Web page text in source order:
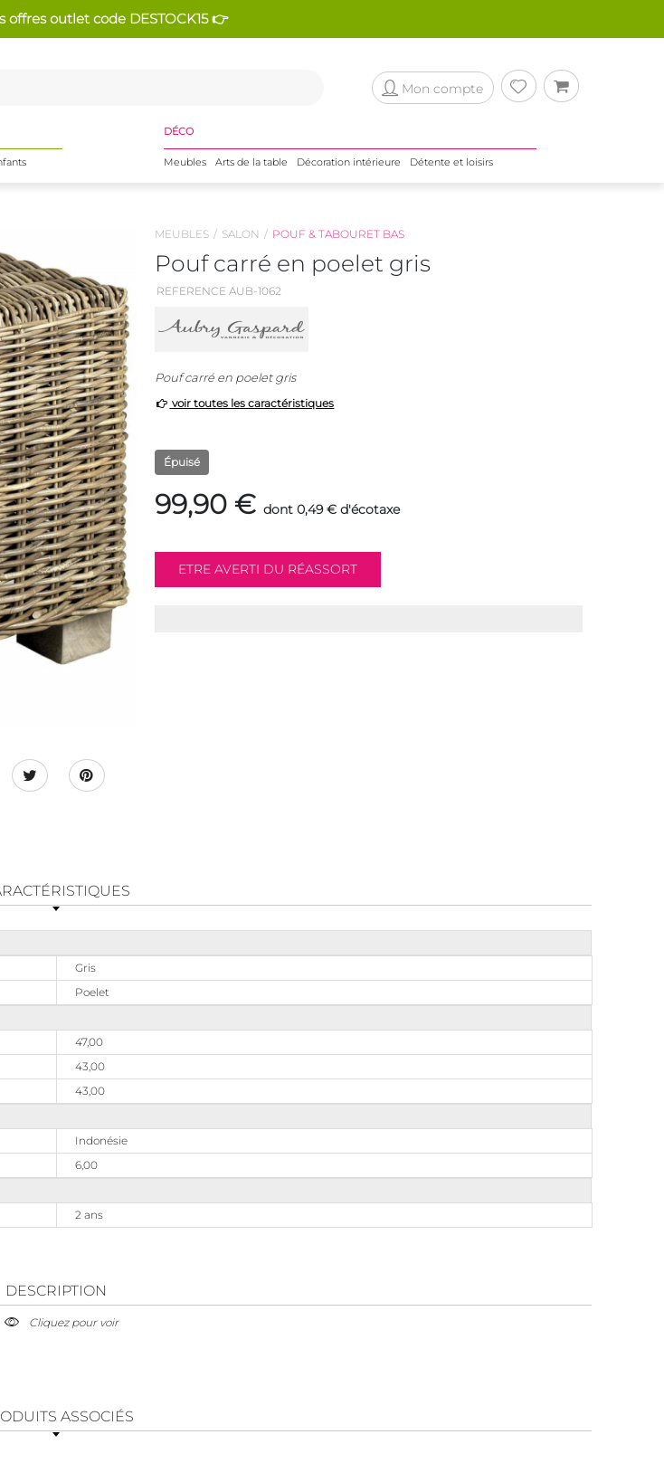
offres outlet code DESTOCK15 👉
Mon compte
DÉCO
Meubles Arts de la table Décoration intérieure Détente et loisirs
MEUBLES SALON POUF & TABOURET BAS
Pouf carré en poelet gris
REFERENCE AUB-1062
Pouf carré en poelet gris
voir toutes les caractéristiques
Épuisé
99,90 € dont 0,49 € d'écotaxe
Gris
Poelet
47,00
43,00
43,00
Indonésie
6,00
2 ans
DESCRIPTION
Cliquez pour voir
ASSOCIÉS